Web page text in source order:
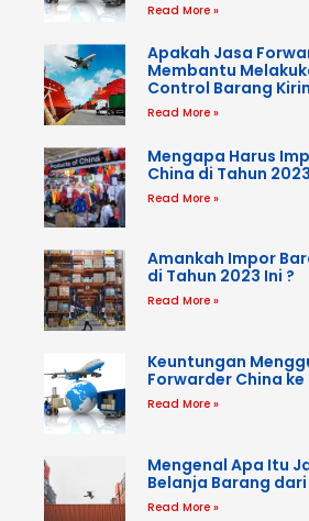
Read More »
Apakah Jasa
Membantu
Control Barang
Read More »
Mengapa Harus
China di Tahun
Read More »
Amankah Impor
di Tahun 2023 Ini ?
Read More »
Keuntungan
Forwarder China
Read More »
Mengenal Apa Itu
Belanja Barang
Read More »